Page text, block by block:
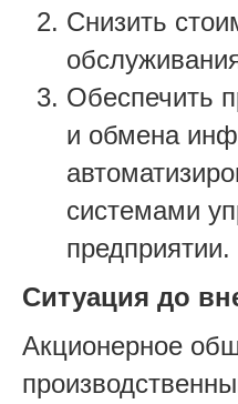
Снизить
Обеспечить
и обмена
системами
предприятии.
Ситуация до
Акционерное